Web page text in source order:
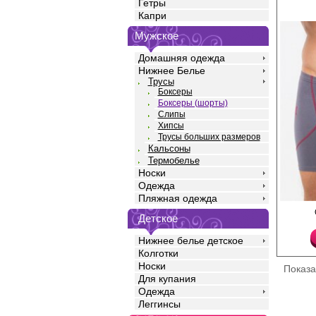
Гетры
Капри
Мужское
Домашняя одежда
Нижнее Белье
Трусы
Боксеры
Боксеры (шорты)
Слипы
Хипсы
Трусы больших размеров
Кальсоны
Термобелье
Носки
Одежда
Пляжная одежда
Детское
Нижнее белье детское
Колготки
Носки
Для купания
Одежда
Леггинсы
Трусы шорты мужские
полотна кулирная
с добавлением
талии, прилегающего
профилированным
повторяющим
удобной закрытой
Модель полностью